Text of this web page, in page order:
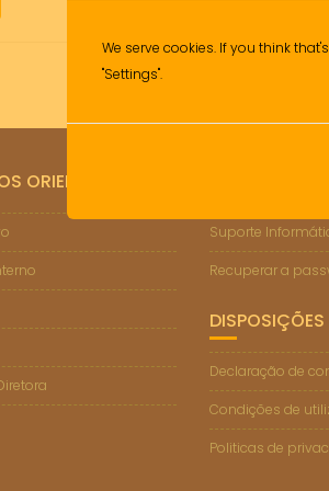
ORIENTADORES
Suporte
Recuperar a
DISPOSIÇÕES
Declaração de
Condições de
Politicas de
We serve cookies. If you think
"Settings".